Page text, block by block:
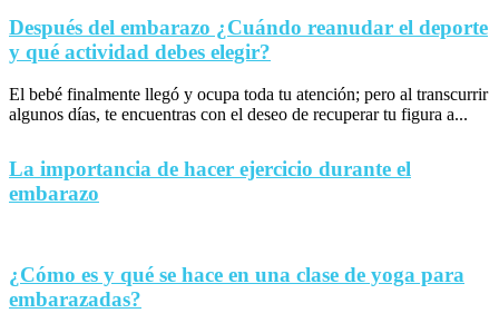
Después del embarazo ¿Cuándo reanudar el deporte
y qué actividad debes elegir?
El bebé finalmente llegó y ocupa toda tu atención; pero al transcurrir
algunos días, te encuentras con el deseo de recuperar tu figura a...
La importancia de hacer ejercicio durante el
embarazo
¿Cómo es y qué se hace en una clase de yoga para
embarazadas?